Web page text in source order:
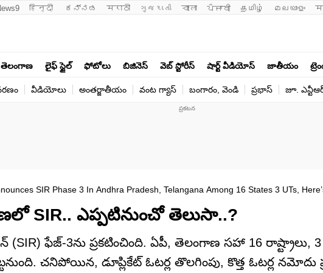
हिन्दी ಕನ್ನಡ मराठी ગુજરાતી বাংলা ਪੰਜਾਬੀ தமிழ் മലയാളം
తెలంగాణ లైఫ్ స్టైల్ ఫోటోలు బిజినెస్ వెబ్ స్టోరీస్ షార్ట్ వీడియోస్ జాతీయం
వీడియోలు అంతర్జాతీయం వంట గ్యాస్ బంగారం, వెండి ప్రభాస్ జూ.
SIR Phase 3 In Andhra Pradesh, Telangana Among 16 States 3 UTs,
SIR.. ఎప్పటినుంచో తెలుసా..?
(SIR) ఫేజ్-3ను ప్రకటించింది. ఏపీ, తెలంగాణ సహా 16 రాష్ట్రాలు,
చనిపోయిన, డూప్లికేట్ ఓటర్ల తొలగింపు, కొత్త ఓటర్ల నమోదు